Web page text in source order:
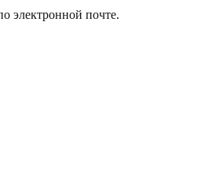
электронной почте.